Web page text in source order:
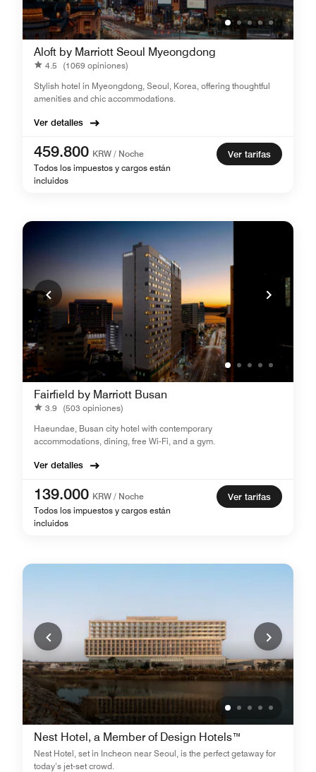
Aloft by Marriott Seoul Myeongdong
4.5
(1069 opiniones)
Stylish hotel in Myeongdong, Seoul, Korea, offering thoughtful
amenities and chic accommodations.
Ver detalles
459.800 KRW / Noche
Todos los impuestos y cargos están
incluidos
Ver tarifas
Fairfield by Marriott Busan
3.9
(503 opiniones)
Haeundae, Busan city hotel ​with contemporary
accommodations, dining, free Wi-Fi, and a gym.
Ver detalles
139.000 KRW / Noche
Todos los impuestos y cargos están
incluidos
Ver tarifas
Nest Hotel, a Member of Design Hotels™
Nest Hotel, set in Incheon near Seoul, is the perfect getaway for
today’s jet-set crowd.